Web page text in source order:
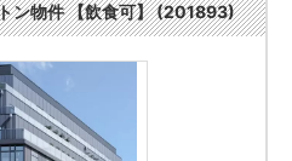
ン物件 【飲食可】 (201893)